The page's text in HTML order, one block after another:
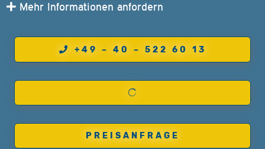
Mehr Informationen anfordern
+49 – 40 – 522 60 13
PREISANFRAGE